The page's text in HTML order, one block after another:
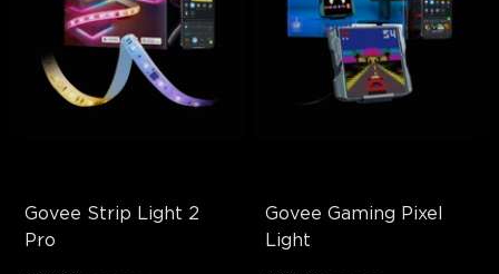
Govee Strip Light 2
Pro
Govee Gaming Pixel
Light